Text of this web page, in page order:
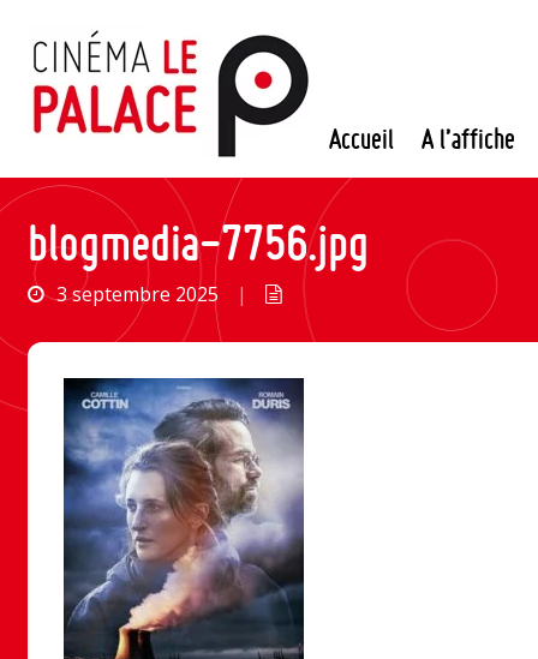
contenu
Accueil A l’affiche
blogmedia-7756.jpg
3 septembre 2025 |